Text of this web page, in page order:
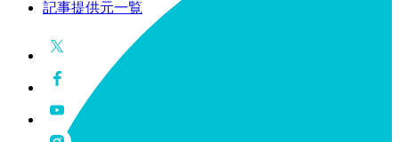
記事提供元一覧